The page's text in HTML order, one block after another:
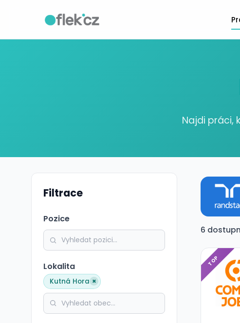
Najdi práci,
Filtrace
Pozice
Lokalita
Kutná Hora ×
6
TOP